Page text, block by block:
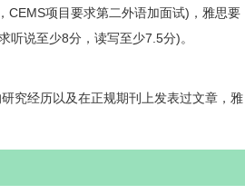
项目要求第二外语加面试)，雅思要
说至少8分，读写至少7.5分)。
经历以及在正规期刊上发表过文章，雅